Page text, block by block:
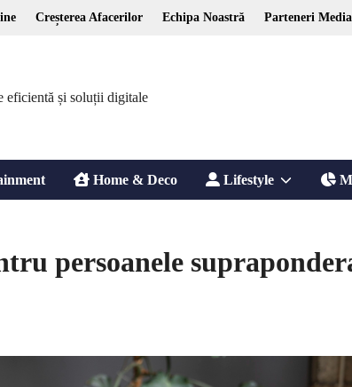
Creșterea Afacerilor Echipa Noastră Parteneri Media
eficientă și soluții digitale
Home & Deco Lifestyle Show
menu
persoanele